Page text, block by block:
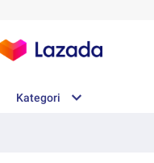
Kategori